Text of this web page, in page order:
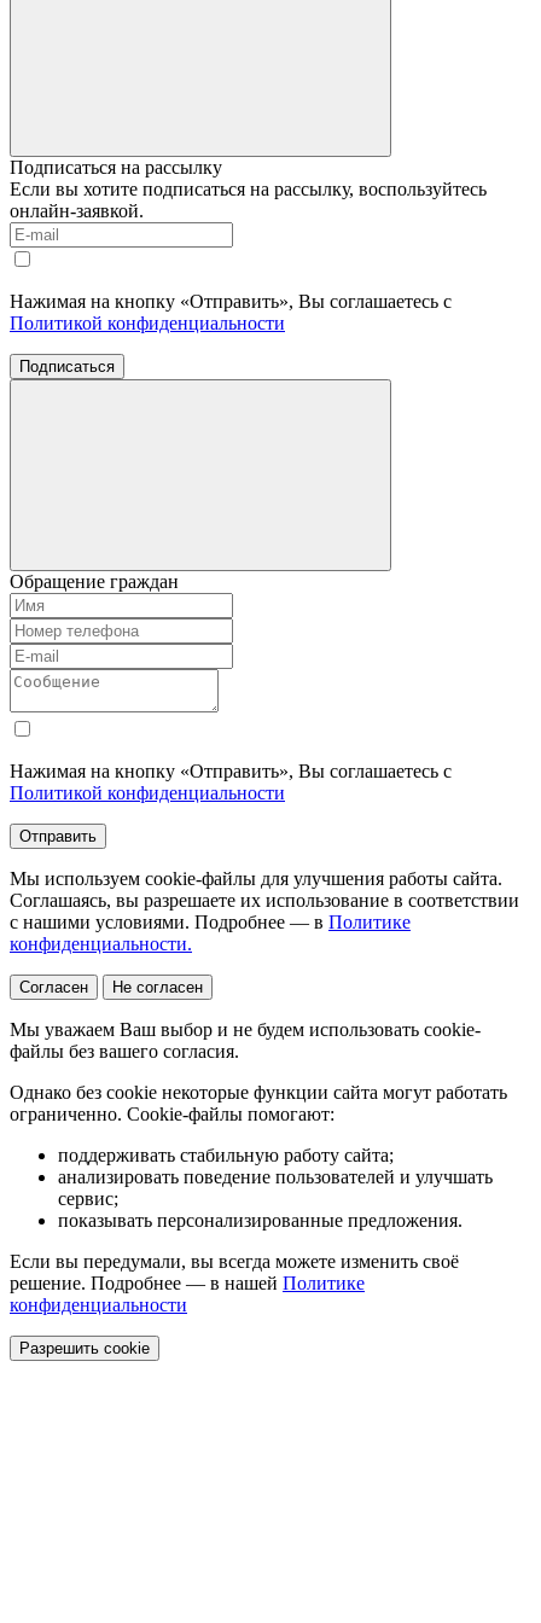
Подписаться на рассылку
Если вы хотите подписаться на рассылку, воспользуйтесь
онлайн-заявкой.
Нажимая на кнопку «Отправить», Вы соглашаетесь с
Политикой конфиденциальности
Подписаться
Обращение граждан
Нажимая на кнопку «Отправить», Вы соглашаетесь с
Политикой конфиденциальности
Отправить
Мы используем cookie-файлы для улучшения работы сайта.
Соглашаясь, вы разрешаете их использование в соответствии
с нашими условиями. Подробнее — в Политике
конфиденциальности.
Согласен Не согласен
Мы уважаем Ваш выбор и не будем использовать cookie-
файлы без вашего согласия.
Однако без cookie некоторые функции сайта могут работать
ограниченно. Cookie-файлы помогают:
поддерживать стабильную работу сайта;
анализировать поведение пользователей и улучшать
сервис;
показывать персонализированные предложения.
Если вы передумали, вы всегда можете изменить своё
решение. Подробнее — в нашей Политике
конфиденциальности
Разрешить cookie